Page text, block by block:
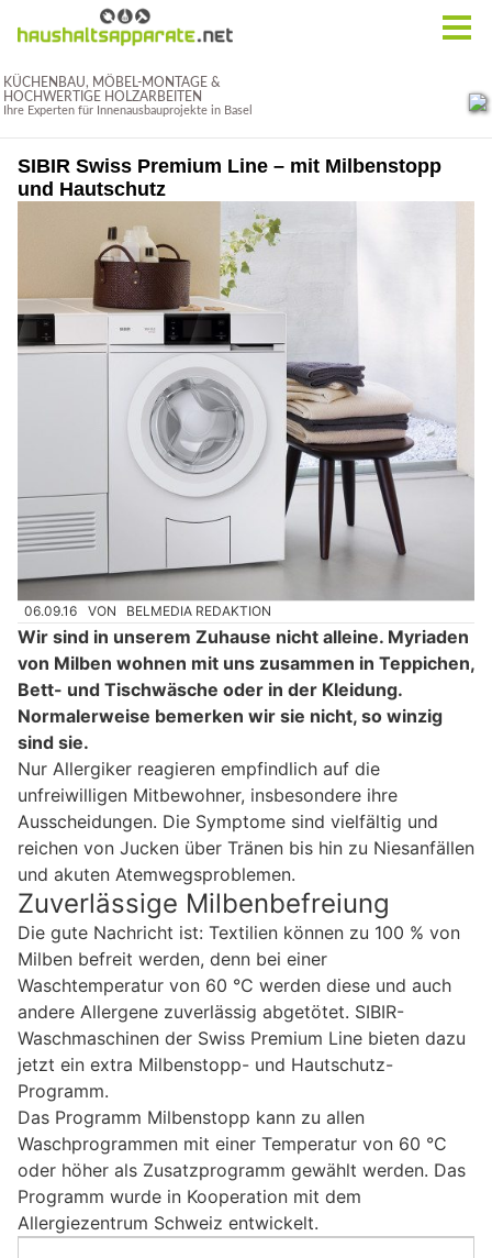
SIBIR Swiss Premium Line – mit Milbenstopp
und Hautschutz
06.09.16 VON BELMEDIA REDAKTION
Wir sind in unserem Zuhause nicht alleine. Myriaden
von Milben wohnen mit uns zusammen in Teppichen,
Bett- und Tischwäsche oder in der Kleidung.
Normalerweise bemerken wir sie nicht, so winzig
sind sie.
Nur Allergiker reagieren empfindlich auf die
unfreiwilligen Mitbewohner, insbesondere ihre
Ausscheidungen. Die Symptome sind vielfältig und
reichen von Jucken über Tränen bis hin zu Niesanfällen
und akuten Atemwegsproblemen.
Zuverlässige Milbenbefreiung
Die gute Nachricht ist: Textilien können zu 100 % von
Milben befreit werden, denn bei einer
Waschtemperatur von 60 °C werden diese und auch
andere Allergene zuverlässig abgetötet. SIBIR-
Waschmaschinen der Swiss Premium Line bieten dazu
jetzt ein extra Milbenstopp- und Hautschutz-
Programm.
Das Programm Milbenstopp kann zu allen
Waschprogrammen mit einer Temperatur von 60 °C
oder höher als Zusatzprogramm gewählt werden. Das
Programm wurde in Kooperation mit dem
Allergiezentrum Schweiz entwickelt.